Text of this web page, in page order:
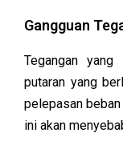
Gangguan
Tegangan
putaran yang
pelepasan
ini akan